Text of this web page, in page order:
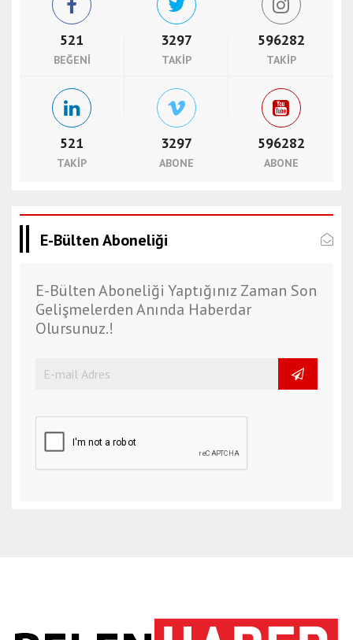
521
BEĞENI
3297
TAKIP
596282
TAKIP
521
TAKIP
3297
ABONE
596282
ABONE
E-Bülten Aboneliği
E-Bülten Aboneliği Yaptığınız Zaman Son
Gelişmelerden Anında Haberdar
Olursunuz.!